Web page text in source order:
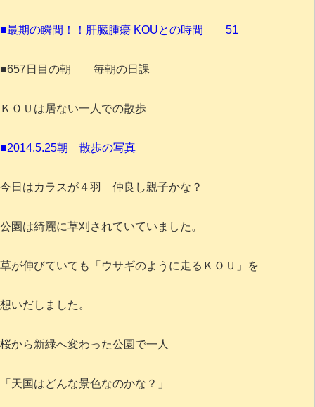
■最期の瞬間！！肝臓腫瘍 KOUとの時間 51
■657日目の朝 毎朝の日課
ＫＯＵは居ない一人での散歩
■2014.5.25朝 散歩の写真
今日はカラスが４羽 仲良し親子かな？
公園は綺麗に草刈されていていました。
草が伸びていても「ウサギのように走るＫＯＵ」を
想いだしました。
桜から新緑へ変わった公園で一人
「天国はどんな景色なのかな？」